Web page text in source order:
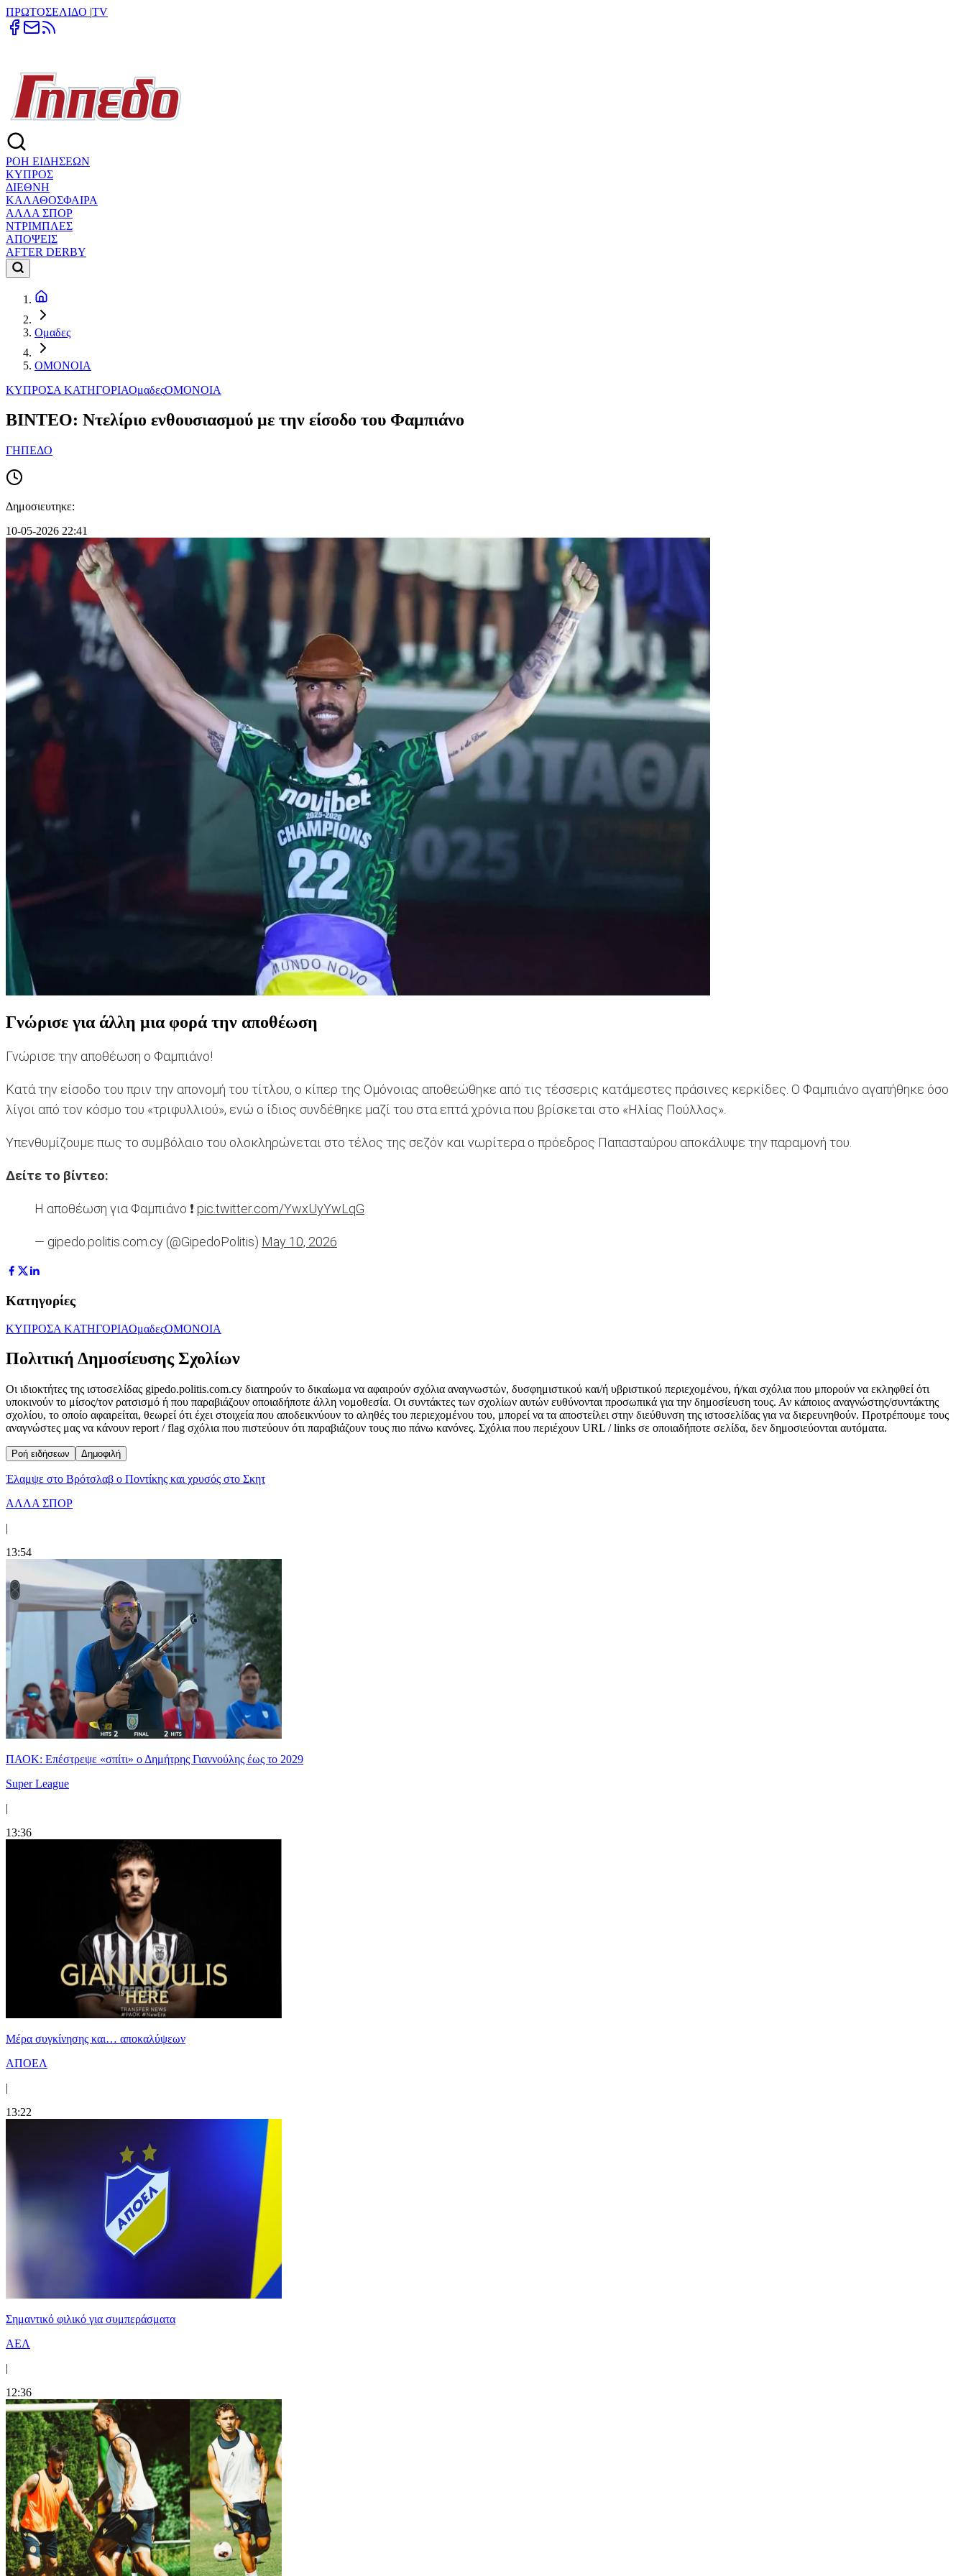
ΠΡΩΤΟΣΕΛΙΔΟ |TV
ΡΟΗ ΕΙΔΗΣΕΩΝ
ΚΥΠΡΟΣ
ΔΙΕΘΝΗ
ΚΑΛΑΘΟΣΦΑΙΡΑ
ΑΛΛΑ ΣΠΟΡ
ΝΤΡΙΜΠΛΕΣ
ΑΠΟΨΕΙΣ
AFTER DERBY
Ομαδες
ΟΜΟΝΟΙΑ
ΚΥΠΡΟΣΑ ΚΑΤΗΓΟΡΙΑΟμαδεςΟΜΟΝΟΙΑ
ΒΙΝΤΕΟ: Ντελίριο ενθουσιασμού με την είσοδο του Φαμπιάνο
ΓΗΠΕΔΟ
Δημοσιευτηκε:
10-05-2026 22:41
Γνώρισε για άλλη μια φορά την αποθέωση
Γνώρισε την αποθέωση ο Φαμπιάνο!
Κατά την είσοδο του πριν την απονομή του τίτλου, ο κίπερ της Ομόνοιας αποθεώθηκε από τις τέσσερις κατάμεστες πράσινες κερκίδες. Ο Φαμπιάνο αγαπήθηκε όσο
λίγοι από τον κόσμο του «τριφυλλιού», ενώ ο ίδιος συνδέθηκε μαζί του στα επτά χρόνια που βρίσκεται στο «Ηλίας Πούλλος».
Υπενθυμίζουμε πως το συμβόλαιο του ολοκληρώνεται στο τέλος της σεζόν και νωρίτερα ο πρόεδρος Παπασταύρου αποκάλυψε την παραμονή του.
Δείτε το βίντεο:
Η αποθέωση για Φαμπιάνο ❗️ pic.twitter.com/YwxUyYwLqG
— gipedo.politis.com.cy (@GipedoPolitis) May 10, 2026
Κατηγορίες
ΚΥΠΡΟΣΑ ΚΑΤΗΓΟΡΙΑΟμαδεςΟΜΟΝΟΙΑ
Πολιτική Δημοσίευσης Σχολίων
Οι ιδιοκτήτες της ιστοσελίδας gipedo.politis.com.cy διατηρούν το δικαίωμα να αφαιρούν σχόλια αναγνωστών, δυσφημιστικού και/ή υβριστικού περιεχομένου, ή/και σχόλια που μπορούν να εκληφθεί ότι
υποκινούν το μίσος/τον ρατσισμό ή που παραβιάζουν οποιαδήποτε άλλη νομοθεσία. Οι συντάκτες των σχολίων αυτών ευθύνονται προσωπικά για την δημοσίευση τους. Αν κάποιος αναγνώστης/συντάκτης
σχολίου, το οποίο αφαιρείται, θεωρεί ότι έχει στοιχεία που αποδεικνύουν το αληθές του περιεχομένου του, μπορεί να τα αποστείλει στην διεύθυνση της ιστοσελίδας για να διερευνηθούν. Προτρέπουμε τους
αναγνώστες μας να κάνουν report / flag σχόλια που πιστεύουν ότι παραβιάζουν τους πιο πάνω κανόνες. Σχόλια που περιέχουν URL / links σε οποιαδήποτε σελίδα, δεν δημοσιεύονται αυτόματα.
Ροή ειδήσεων Δημοφιλή
Έλαμψε στο Βρότσλαβ ο Ποντίκης και χρυσός στο Σκητ
ΑΛΛΑ ΣΠΟΡ
|
13:54
ΠΑΟΚ: Επέστρεψε «σπίτι» ο Δημήτρης Γιαννούλης έως το 2029
Super League
|
13:36
Mέρα συγκίνησης και… αποκαλύψεων
ΑΠΟΕΛ
|
13:22
Σημαντικό φιλικό για συμπεράσματα
ΑΕΛ
|
12:36